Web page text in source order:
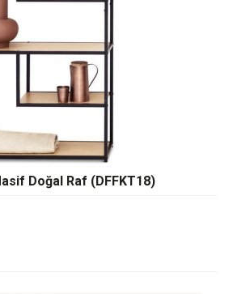
Doğal Raf (DFFKT18)